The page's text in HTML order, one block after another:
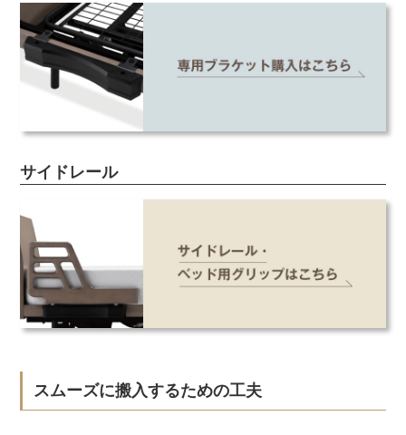
サイドレール
スムーズに搬入するための工夫